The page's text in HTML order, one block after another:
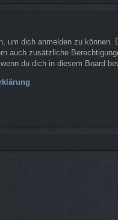
um dich anmelden zu
auch zusätzliche
du dich in diesem Board